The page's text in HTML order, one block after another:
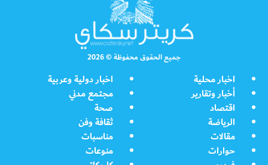
جميع الحقوق محفوظة © 2026
اخبار محلية
اخبار دولية وعربية
أخبار وتقارير
مجتمع مدني
اقتصاد
صحة
الرياضة
ثقافة وفن
مقالات
مناسبات
حوارات
منوعات